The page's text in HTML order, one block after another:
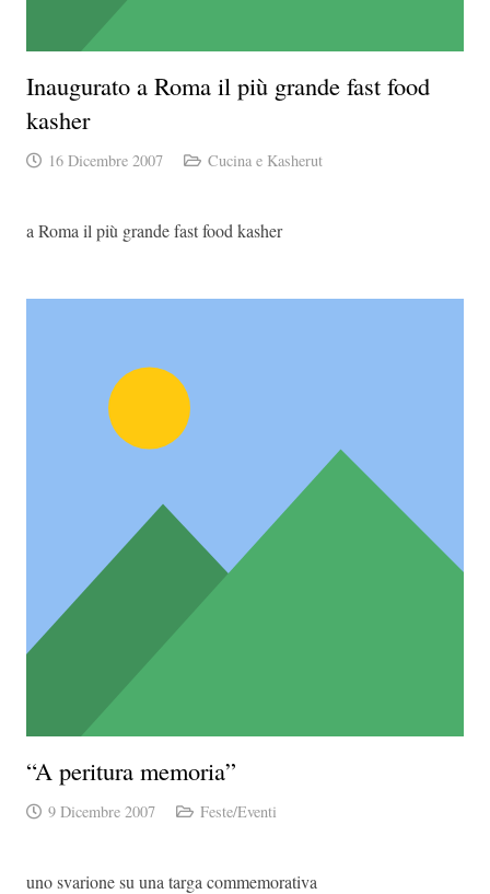
Inaugurato a Roma il più grande fast food
kasher
16 Dicembre 2007 Cucina e Kasherut
a Roma il più grande fast food kasher
“A peritura memoria”
9 Dicembre 2007 Feste/Eventi
uno svarione su una targa commemorativa